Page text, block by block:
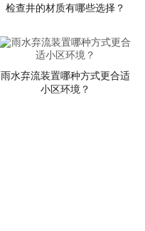
检查井的材质有哪些选择？
雨水弃流装置哪种方式更合适
小区环境？